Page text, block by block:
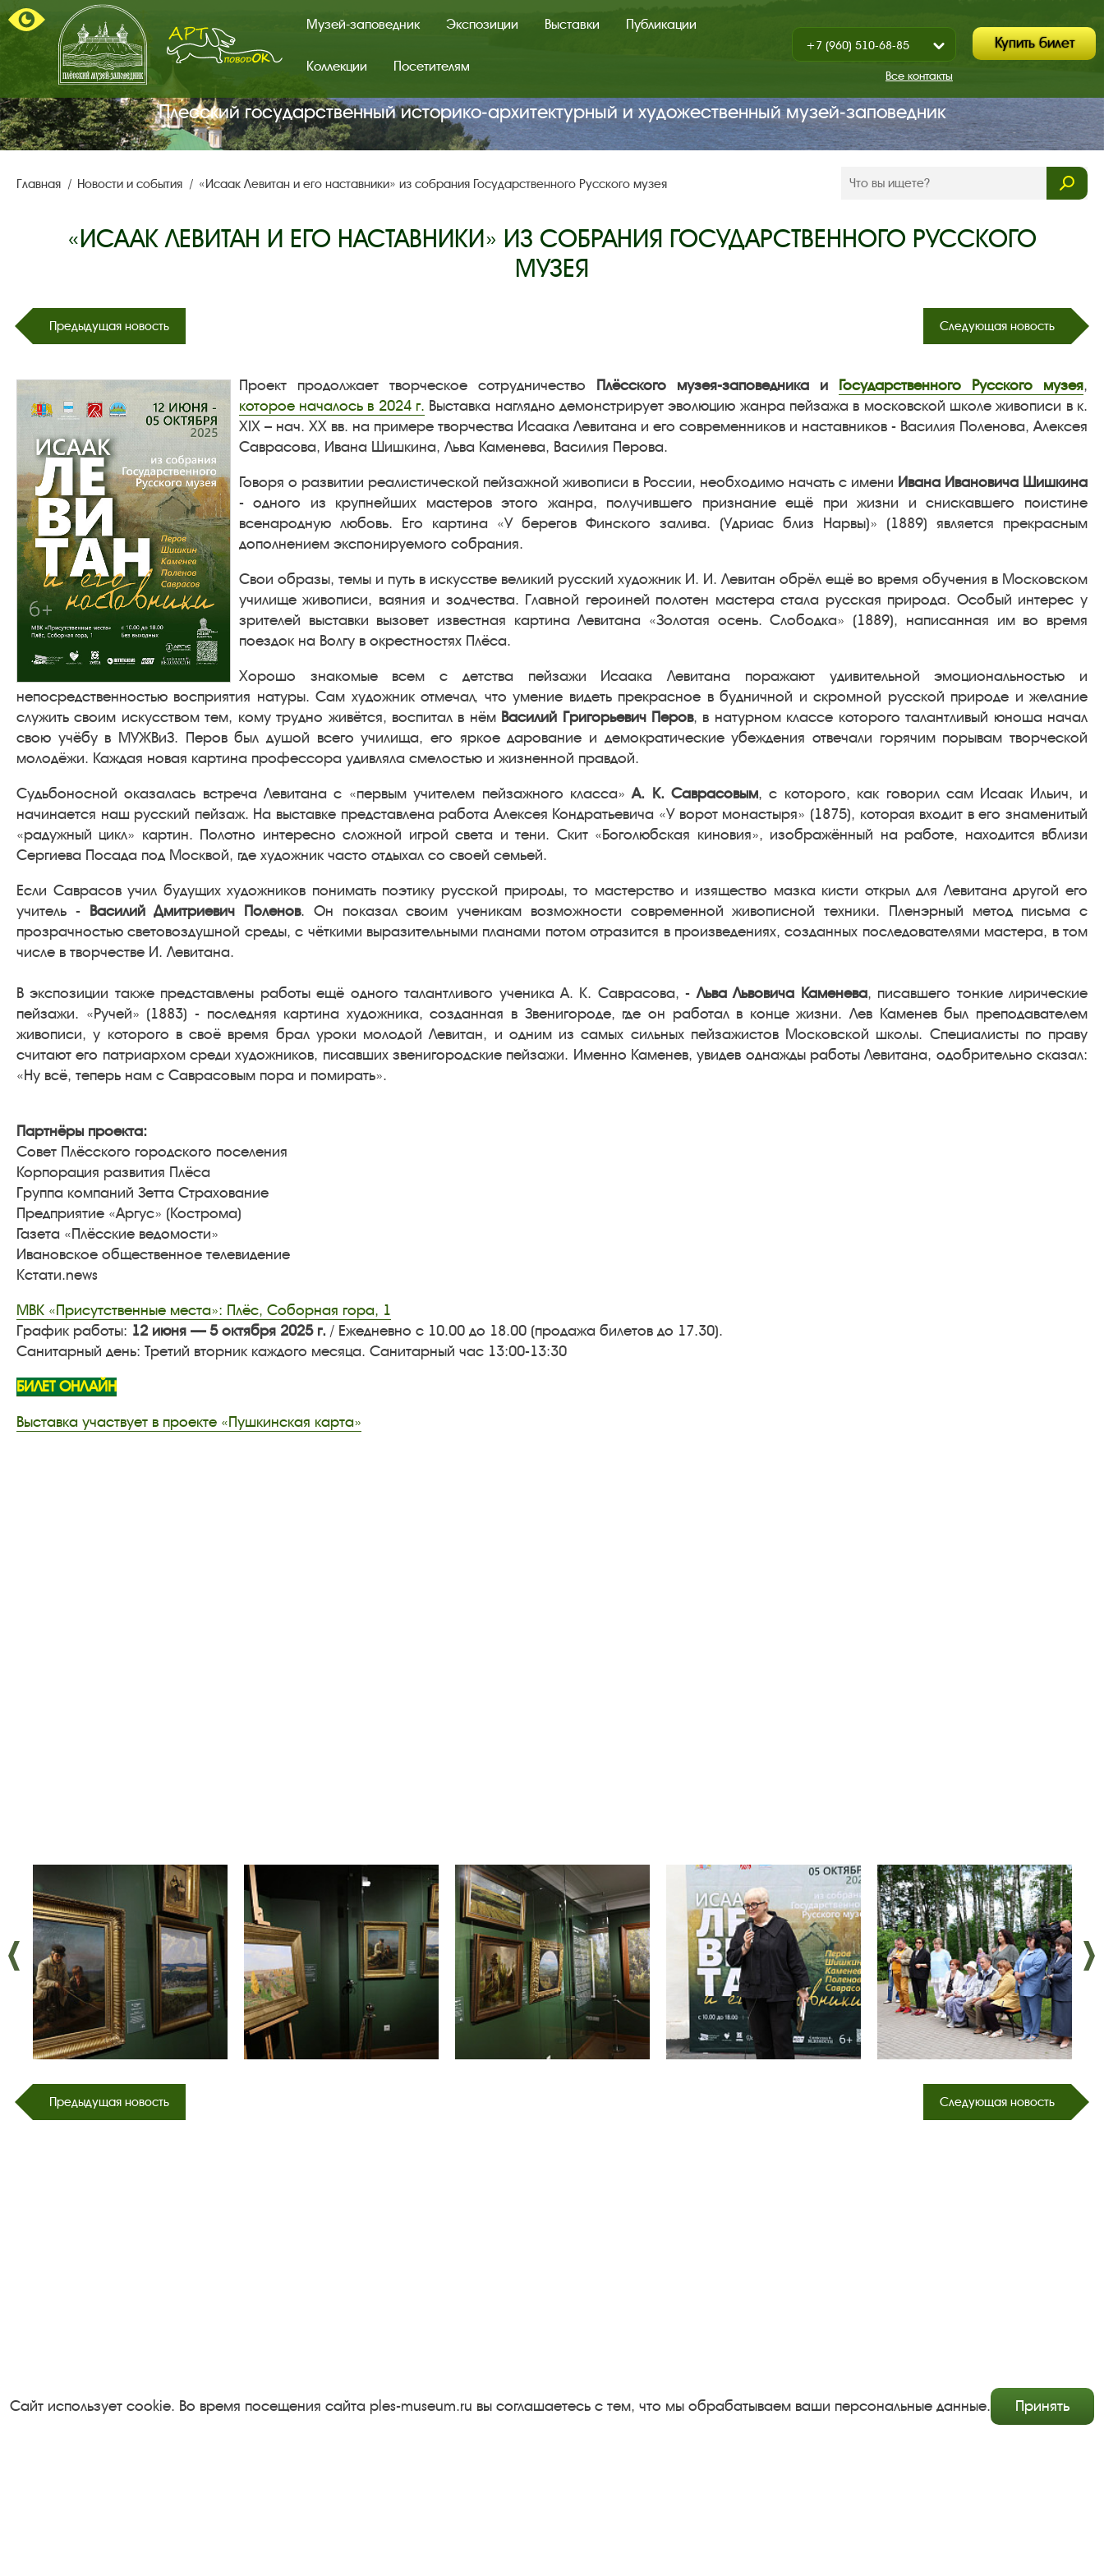
Главная
страница.
поводок.
Музей-заповедник Экспозиции Выставки Публикации
Коллекции Посетителям
Показать
/
Закрыть
+7 (960) 510-68-85
+7 (930) 347-67-70Все контакты
Купить билет
Плесский государственный историко‑архитектурный и художественный музей‑заповедник
Главная Новости и события «Исаак Левитан и его наставники» из собрания Государственного Русского музея
«ИСААК ЛЕВИТАН И ЕГО НАСТАВНИКИ» ИЗ СОБРАНИЯ ГОСУДАРСТВЕННОГО РУССКОГО
МУЗЕЯ
Предыдущая новость Следующая новость
Проект продолжает творческое сотрудничество Плёсского музея-заповедника и Государственного Русского музея,
которое началось в 2024 г. Выставка наглядно демонстрирует эволюцию жанра пейзажа в московской школе живописи в к.
XIX – нач. XX вв. на примере творчества Исаака Левитана и его современников и наставников - Василия Поленова, Алексея
Саврасова, Ивана Шишкина, Льва Каменева, Василия Перова.
Говоря о развитии реалистической пейзажной живописи в России, необходимо начать с имени Ивана Ивановича Шишкина
- одного из крупнейших мастеров этого жанра, получившего признание ещё при жизни и снискавшего поистине
всенародную любовь. Его картина «У берегов Финского залива. (Удриас близ Нарвы)» (1889) является прекрасным
дополнением экспонируемого собрания.
Свои образы, темы и путь в искусстве великий русский художник И. И. Левитан обрёл ещё во время обучения в Московском
училище живописи, ваяния и зодчества. Главной героиней полотен мастера стала русская природа. Особый интерес у
зрителей выставки вызовет известная картина Левитана «Золотая осень. Слободка» (1889), написанная им во время
поездок на Волгу в окрестностях Плёса.
Хорошо знакомые всем с детства пейзажи Исаака Левитана поражают удивительной эмоциональностью и
непосредственностью восприятия натуры. Сам художник отмечал, что умение видеть прекрасное в будничной и скромной русской природе и желание
служить своим искусством тем, кому трудно живётся, воспитал в нём Василий Григорьевич Перов, в натурном классе которого талантливый юноша начал
свою учёбу в МУЖВиЗ. Перов был душой всего училища, его яркое дарование и демократические убеждения отвечали горячим порывам творческой
молодёжи. Каждая новая картина профессора удивляла смелостью и жизненной правдой.
Судьбоносной оказалась встреча Левитана с «первым учителем пейзажного класса»А. К. Саврасовым, с которого, как говорил сам Исаак Ильич, и
начинается наш русский пейзаж. На выставке представлена работа Алексея Кондратьевича «У ворот монастыря» (1875), которая входит в его знаменитый
«радужный цикл» картин. Полотно интересно сложной игрой света и тени. Скит «Боголюбская киновия», изображённый на работе, находится вблизи
Сергиева Посада под Москвой, где художник часто отдыхал со своей семьей.
Если Саврасов учил будущих художников понимать поэтику русской природы, то мастерство и изящество мазка кисти открыл для Левитана другой его
учитель - Василий Дмитриевич Поленов. Он показал своим ученикам возможности современной живописной техники. Пленэрный метод письма с
прозрачностью световоздушной среды, с чёткими выразительными планами потом отразится в произведениях, созданных последователями мастера, в том
числе в творчестве И. Левитана.
В экспозиции также представлены работы ещё одного талантливого ученика А. К. Саврасова, -Льва Львовича Каменева, писавшего тонкие лирические
пейзажи. «Ручей» (1883) - последняя картина художника, созданная в Звенигороде, где он работал в конце жизни. Лев Каменев был преподавателем
живописи, у которого в своё время брал уроки молодой Левитан, и одним из самых сильных пейзажистов Московской школы. Специалисты по праву
считают его патриархом среди художников, писавших звенигородские пейзажи. Именно Каменев, увидев однажды работы Левитана, одобрительно сказал:
«Ну всё, теперь нам с Саврасовым пора и помирать».
Партнёры проекта:
Совет Плёсского городского поселения
Корпорация развития Плёса
Группа компаний Зетта Страхование
Предприятие «Аргус» (Кострома)
Газета «Плёсские ведомости»
Ивановское общественное телевидение
Кстати.news
МВК «Присутственные места»: Плёс, Соборная гора, 1
График работы: 12 июня — 5 октября 2025 г. / Ежедневно с 10.00 до 18.00 (продажа билетов до 17.30).
Санитарный день: Третий вторник каждого месяца. Санитарный час 13:00-13:30
БИЛЕТ ОНЛАЙН
Выставка участвует в проекте «Пушкинская карта»
Предыдущая новость Следующая новость
Посетителям
Турфирмам
Результаты независимой
Copyright © http://www.plyos.org
Сайт использует cookie. Во время посещения сайта ples-museum.ru вы соглашаетесь с тем, что мы обрабатываем ваши персональные данные. Принять